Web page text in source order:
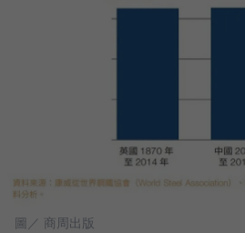
圖／ 商周出版